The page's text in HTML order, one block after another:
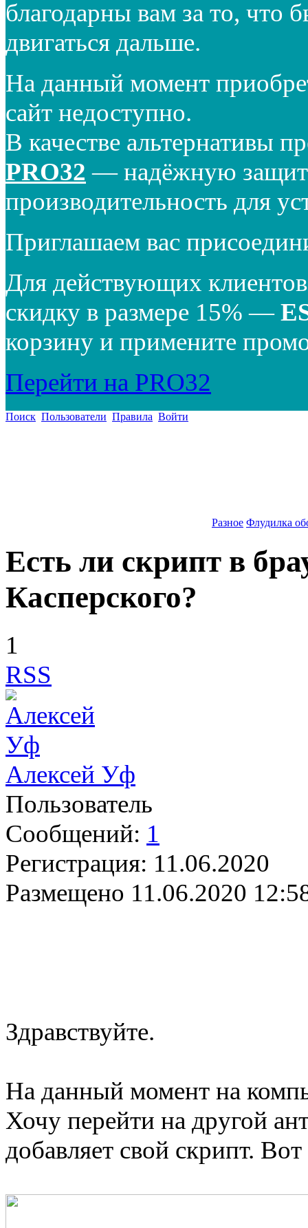
благодарны вам за то, что
двигаться дальше.
На данный момент
сайт недоступно.
В качестве альтернативы
PRO32 — надёжную
производительность для
Приглашаем вас
Для действующих
скидку в размере 15% —
корзину и примените
Перейти на PRO32
Поиск Пользователи Правила Войти
Разное Флудилка
Есть ли скрипт в
Касперского?
1
RSS
Алексей Уф
Пользователь
Сообщений: 1
Регистрация: 11.06.2020
Размещено 11.06.2020
Здравствуйте.
На данный момент на
Хочу перейти на другой
добавляет свой скрипт.